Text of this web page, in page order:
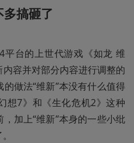
搞砸了
平台的上世代游戏《如龙 维
容并对部分内容进行调整的
做法“维新”本没有什么值得
想7》和《生化危机2》这种
加上“维新”本身的一些小纰